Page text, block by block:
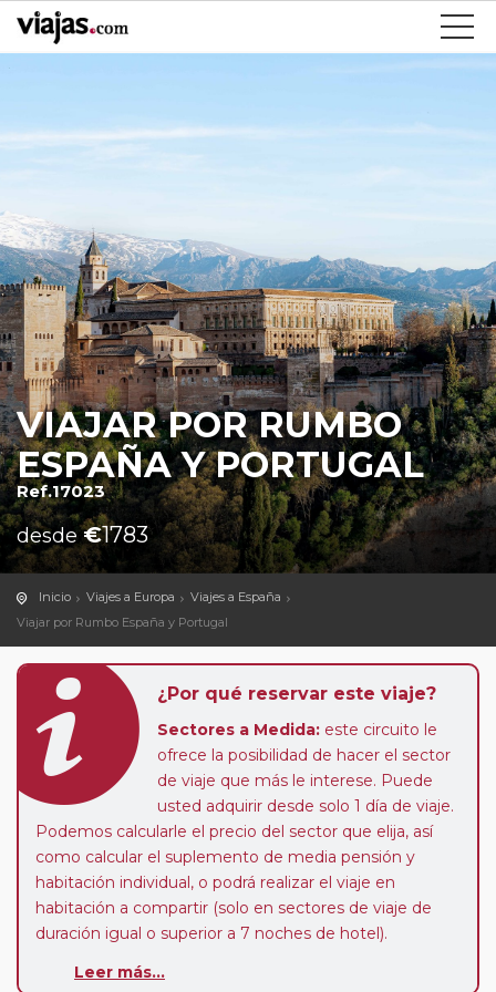
VIAJAR POR RUMBO
ESPAÑA Y PORTUGAL
Ref.17023
desde€1783
Inicio Viajes a Europa
Viajes a España
Viajar por Rumbo España y Portugal
¿Por qué reservar este viaje?
Sectores a Medida: este circuito le
ofrece la posibilidad de hacer el sector
de viaje que más le interese. Puede
usted adquirir desde solo 1 día de viaje.
Podemos calcularle el precio del sector que elija, así
como calcular el suplemento de media pensión y
habitación individual, o podrá realizar el viaje en
habitación a compartir (solo en sectores de viaje de
duración igual o superior a 7 noches de hotel).
de que usted pueda programar una o más paradas en
Leer más...